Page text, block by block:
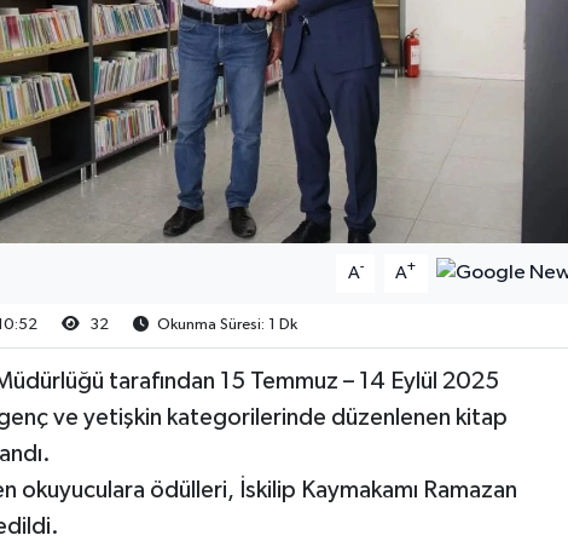
A- A+
32 Okunma Süresi: 1 Dk
tarafından 15 Temmuz – 14 Eylül 2025
ve yetişkin kategorilerinde düzenlenen kitap
okuyuculara ödülleri, İskilip Kaymakamı Ramazan